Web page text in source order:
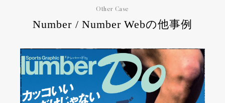
Other Case
Number / Number Webの他事例